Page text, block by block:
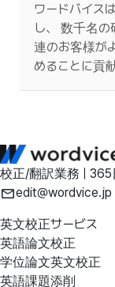
ワードバイス
し、 数千名
連のお客様が
めることに貢
校正/翻訳業務 |
edit@wordvice.jp
英文校正サービス
英語論文校正
学位論文英文校正
英語課題添削